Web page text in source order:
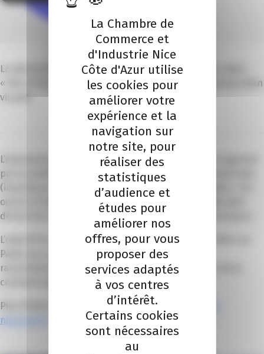
Publié le 19 mai 2021
La ville de Nice accueillera en septembre le premier salon
« Nice Print / Nice Com » axé sur le print et la communication
visuelle.
L’événement, inédit dans ce domaine d’activité, est organisé
par la société Ma’crea. Le salon, réservé aux professionnels
(imprimeurs, annonceurs, agences de communication…) et
ouvert à l’international, représente une opportunité pour
démarcher dans un même lieu partenaires et fournisseurs.
L’objectif du salon, qui se tiendra du 21 au 23 septembre au
Palais des expositions de Nice, est de créer un
rassemblement de référence pour tous les acteurs de la
communication visuelle.
Plus d’info et inscription surhttp://salon-niceprint-
nicecom.fr/
La Chambre de
Commerce et
d'Industrie Nice
Côte d'Azur utilise
les cookies pour
améliorer votre
expérience et la
navigation sur
notre site, pour
réaliser des
statistiques
d’audience et
études pour
améliorer nos
offres, pour vous
proposer des
services adaptés
à vos centres
d’intérêt.
Certains cookies
sont nécessaires
au